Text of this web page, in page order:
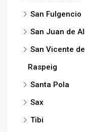
San Fulgencio
San Juan de
San Vicente
Raspeig
Santa Pola
Sax
Tibi